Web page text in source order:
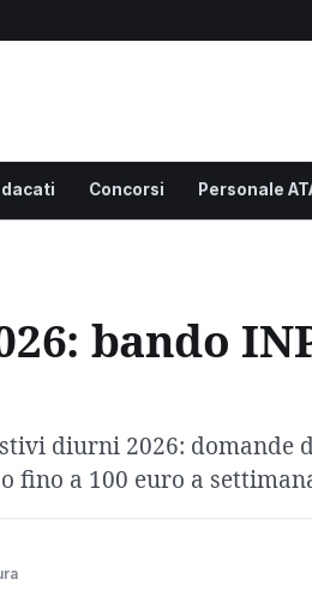
Concorsi Personale
bando
diurni 2026: domande
fino a 100 euro a